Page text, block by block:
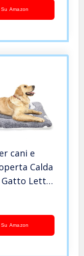
Amazon
cani e
Calda
Gatto Letto
Qualità
Amazon